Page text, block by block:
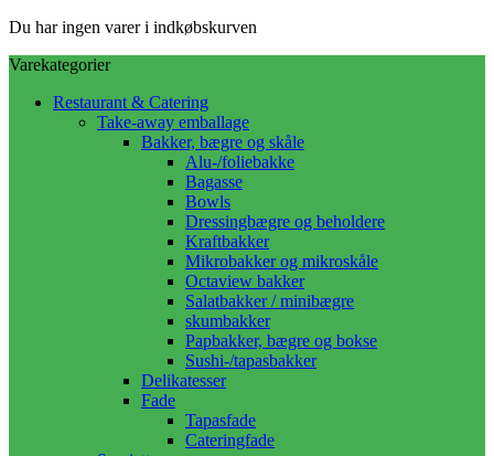
Du har ingen varer i indkøbskurven
Varekategorier
Restaurant & Catering
Take-away emballage
Bakker, bægre og skåle
Alu-/foliebakke
Bagasse
Bowls
Dressingbægre og beholdere
Kraftbakker
Mikrobakker og mikroskåle
Octaview bakker
Salatbakker / minibægre
skumbakker
Papbakker, bægre og bokse
Sushi-/tapasbakker
Delikatesser
Fade
Tapasfade
Cateringfade